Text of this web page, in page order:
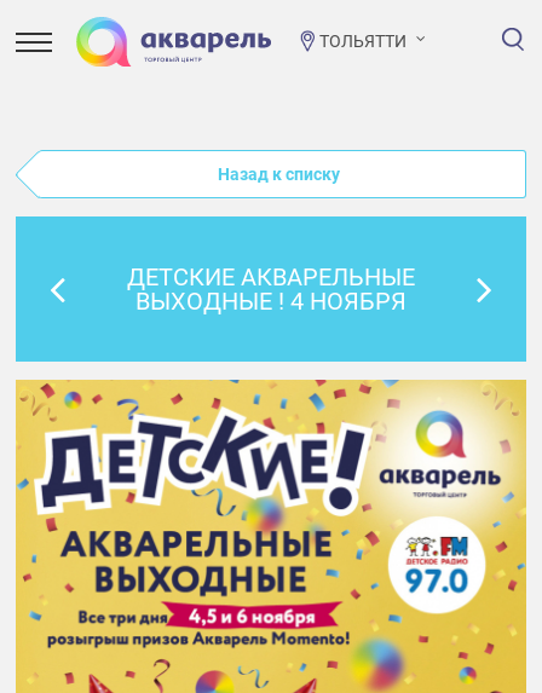
ТОЛЬЯТТИ
Назад к списку
ДЕТСКИЕ АКВАРЕЛЬНЫЕ
ВЫХОДНЫЕ ! 4 НОЯБРЯ